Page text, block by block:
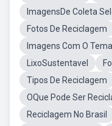
ImagensDe Coleta
Fotos De Reciclagem
Imagens Com O
LixoSustentavel
Tipos De Reciclagem
OQue Pode Ser
Reciclagem No Brasil